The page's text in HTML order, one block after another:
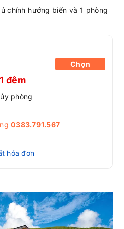
chính hướng biển và 1 phòng
đêm
phòng
0383.791.567
hóa đơn
Chọn